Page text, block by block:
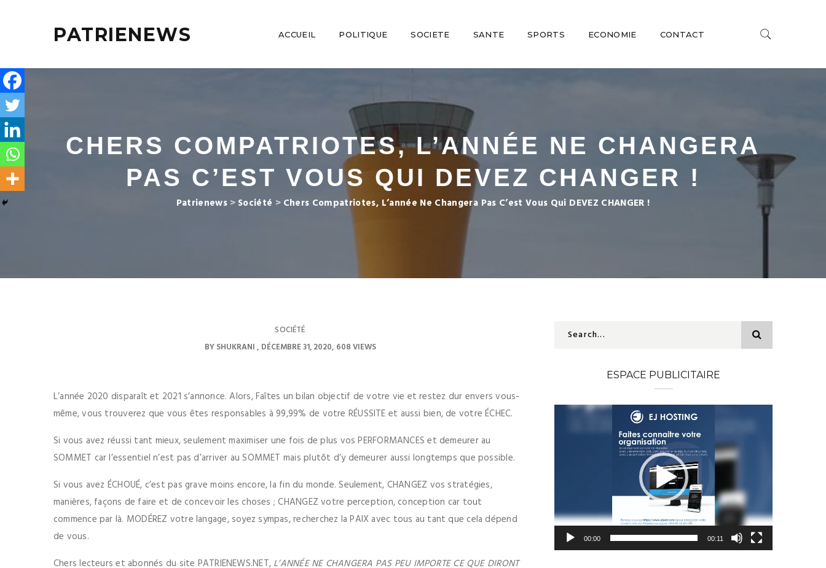
PATRIENEWS ACCUEIL POLITIQUE SOCIETE SANTE SPORTS ECONOMIE CONTACT
CHERS COMPATRIOTES, L’ANNÉE NE CHANGERA
PAS C’EST VOUS QUI DEVEZ CHANGER !
Patrienews > Société > Chers Compatriotes, L’année Ne Changera Pas C’est Vous Qui DEVEZ CHANGER !
SOCIÉTÉ
BYSHUKRANI DÉCEMBRE 31, 2020 608 VIEWS
L’année 2020 disparaît et 2021 s’annonce. Alors, Faîtes un bilan objectif de votre vie et restez dur envers vous-
même, vous trouverez que vous êtes responsables à 99,99% de votre RÉUSSITE et aussi bien, de votre ÉCHEC.
Si vous avez réussi tant mieux, seulement maximiser une fois de plus vos PERFORMANCES et demeurer au
SOMMET car l’essentiel n’est pas d’arriver au SOMMET mais plutôt d’y demeurer aussi longtemps que possible.
Si vous avez ÉCHOUÉ, c’est pas grave moins encore, la fin du monde. Seulement, CHANGEZ vos stratégies,
manières, façons de faire et de concevoir les choses ; CHANGEZ votre perception, conception car tout
commence par là. MODÉREZ votre langage, soyez sympas, recherchez la PAIX avec tous au tant que cela dépend
de vous.
Chers lecteurs et abonnés du site PATRIENEWS.NET, L’ANNÉE NE CHANGERA PAS PEU IMPORTE CE QUE DIRONT
ESPACE PUBLICITAIRE
Lecteur
vidéo
00:00 00:11